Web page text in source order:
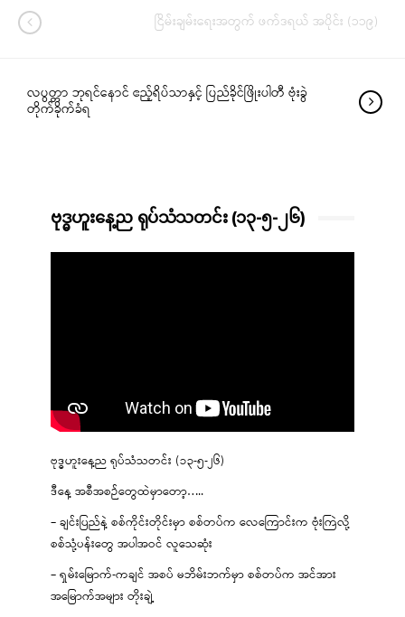
ငြိမ်းချမ်းရေးအတွက် ဖက်ဒရယ် အပိုင်း (၁၁၉)
လပွတ္တာ ဘုရင်နောင် ဧည့်ရိပ်သာနှင့် ပြည်ခိုင်ဖြိုးပါတီ ဗုံးခွဲ
တိုက်ခိုက်ခံရ
ဗုဒ္ဓဟူးနေ့ည ရုပ်သံသတင်း (၁၃-၅-၂၆)
ဗုဒ္ဓဟူးနေ့ည ရုပ်သံသတင်း (၁၃-၅-၂၆)
ဒီနေ့ အစီအစဉ်တွေထဲမှာတော့…..
– ချင်းပြည်နဲ့ စစ်ကိုင်းတိုင်းမှာ စစ်တပ်က လေကြောင်းက ဗုံးကြဲလို့
စစ်သုံ့ပန်းတွေ အပါအဝင် လူသေဆုံး
– ရှမ်းမြောက်-ကချင် အစပ် မဘိမ်းဘက်မှာ စစ်တပ်က အင်အား
အမြောက်အများ တိုးချဲ့